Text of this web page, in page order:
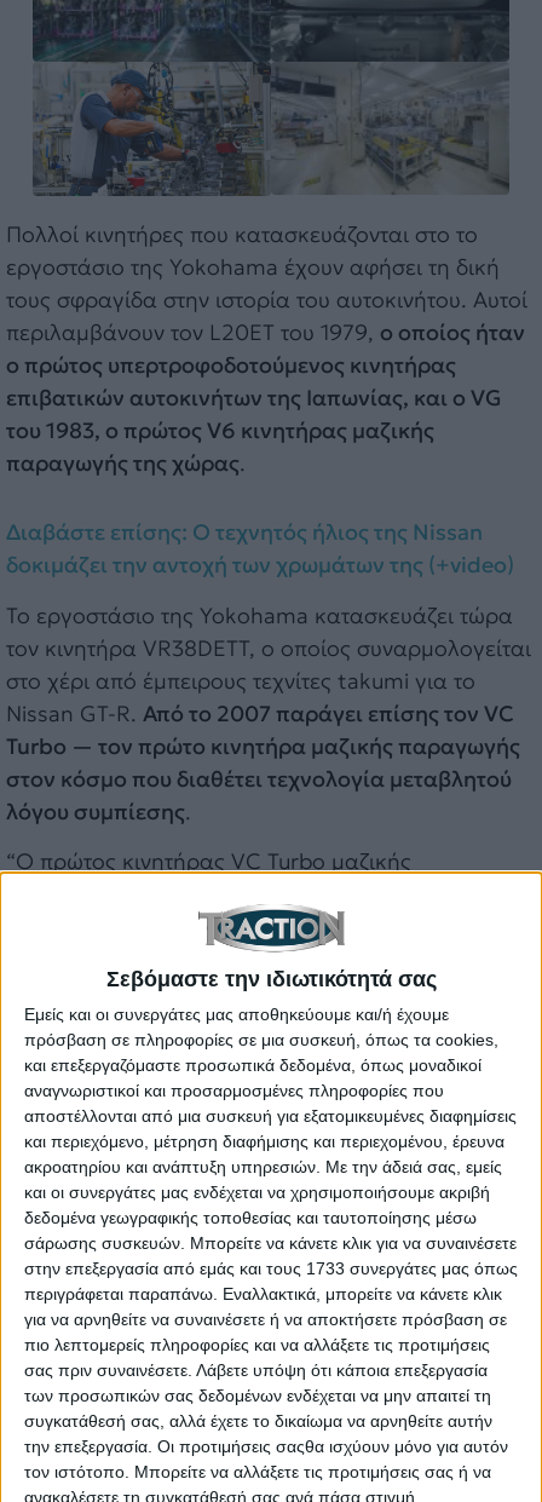
Σεβόμαστε την ιδιωτικότητά σας
Εμείς και οι συνεργάτες μας αποθηκεύουμε και/ή έχουμε
πρόσβαση σε πληροφορίες σε μια συσκευή, όπως τα cookies,
και επεξεργαζόμαστε προσωπικά δεδομένα, όπως μοναδικοί
αναγνωριστικοί και προσαρμοσμένες πληροφορίες που
αποστέλλονται από μια συσκευή για εξατομικευμένες διαφημίσεις
και περιεχόμενο, μέτρηση διαφήμισης και περιεχομένου, έρευνα
ακροατηρίου και ανάπτυξη υπηρεσιών. Με την άδειά σας, εμείς
και οι συνεργάτες μας ενδέχεται να χρησιμοποιήσουμε ακριβή
δεδομένα γεωγραφικής τοποθεσίας και ταυτοποίησης μέσω
σάρωσης συσκευών. Μπορείτε να κάνετε κλικ για να συναινέσετε
στην επεξεργασία από εμάς και τους 1733 συνεργάτες μας όπως
περιγράφεται παραπάνω. Εναλλακτικά, μπορείτε να κάνετε κλικ
για να αρνηθείτε να συναινέσετε ή να αποκτήσετε πρόσβαση σε
πιο λεπτομερείς πληροφορίες και να αλλάξετε τις προτιμήσεις
σας πριν συναινέσετε. Λάβετε υπόψη ότι κάποια επεξεργασία
των προσωπικών σας δεδομένων ενδέχεται να μην απαιτεί τη
συγκατάθεσή σας, αλλά έχετε το δικαίωμα να αρνηθείτε αυτήν
την επεξεργασία. Οι προτιμήσεις σαςθα ισχύουν μόνο για αυτόν
τον ιστότοπο. Μπορείτε να αλλάξετε τις προτιμήσεις σας ή να
ανακαλέσετε τη συγκατάθεσή σας ανά πάσα στιγμή
Πολλοί κινητήρες που κατασκευάζονται στο το
εργοστάσιο της Yokohama έχουν αφήσει τη δική
τους σφραγίδα στην ιστορία του αυτοκινήτου. Αυτοί
περιλαμβάνουν τον L20ET του 1979, ο οποίος ήταν
ο πρώτος υπερτροφοδοτούμενος κινητήρας
επιβατικών αυτοκινήτων της Ιαπωνίας, και ο VG
του 1983, ο πρώτος V6 κινητήρας μαζικής
παραγωγής της χώρας.
Διαβάστε επίσης: Ο τεχνητός ήλιος της Nissan
δοκιμάζει την αντοχή των χρωμάτων της (+video)
Το εργοστάσιο της Yokohama κατασκευάζει τώρα
τον κινητήρα VR38DETT, ο οποίος συναρμολογείται
στο χέρι από έμπειρους τεχνίτες takumi για το
Nissan GT-R. Από το 2007 παράγει επίσης τον VC
Turbo — τον πρώτο κινητήρα μαζικής παραγωγής
στον κόσμο που διαθέτει τεχνολογία μεταβλητού
λόγου συμπίεσης.
“Ο πρώτος κινητήρας VC Turbo μαζικής
περιβαλλοντικές επιδόσεις και απαράμιλλη ισχύ
προσαρμόζοντας τον λόγο συμπίεσης”, λέει ο
Καθώς η κοινωνία αλλάζει, αλλάζει και το
εργοστάσιο της Yokohama.Μετά το λανάρισμα του
πλήρως ηλεκτρικού LEAF το 2010, το εργοστάσιο
παράγει επίσης ηλεκτροκινητήρες,
συμπεριλαμβανομένων κινητήρων για οχήματα e-
Power όπως το Note. To 2022, οι ηλεκτροκινητήρες
αντιπροσώπευαν περίπου το 40% της παραγωγής
του εργοστασίου της Yokohama.
Καθώς το εργοστάσιο της Yokohama πλησιάζει την
90η επέτειό του, συνεχίζει να διαδραματίζει ηγετικό
ρόλο στην ανάπτυξη της τεχνολογίας αιχμής της
Nissan. Εκτός από την παραγωγή κινητήρων και
ηλεκτροκινητήρων,το εργοστάσιο αποτελεί
πιλοτική μονάδα για την ανάπτυξη τεχνολογίας